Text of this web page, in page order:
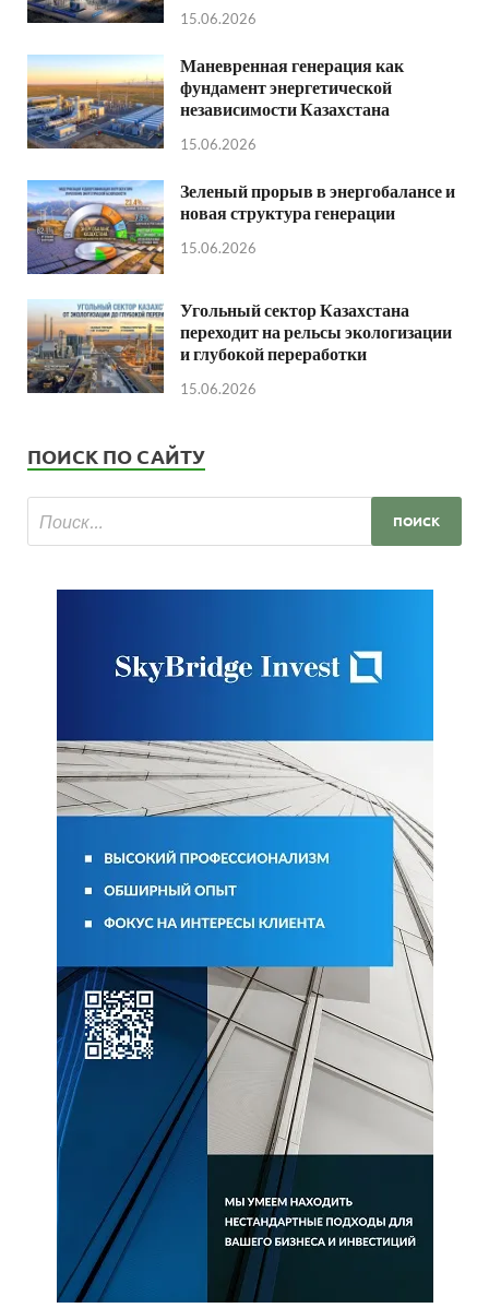
15.06.2026
Маневренная генерация как
фундамент энергетической
независимости Казахстана
15.06.2026
Зеленый прорыв в энергобалансе и
новая структура генерации
15.06.2026
Угольный сектор Казахстана
переходит на рельсы экологизации
и глубокой переработки
15.06.2026
ПОИСК ПО САЙТУ